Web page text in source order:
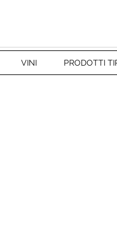
VINI PRODOTTI